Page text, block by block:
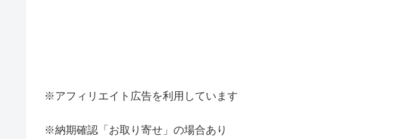
※アフィリエイト広告を利用しています
※納期確認「お取り寄せ」の場合あり